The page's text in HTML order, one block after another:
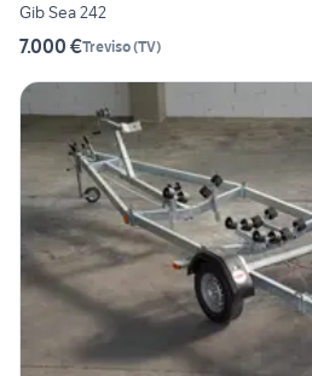
Gib Sea 242
7.000 €Treviso(TV)